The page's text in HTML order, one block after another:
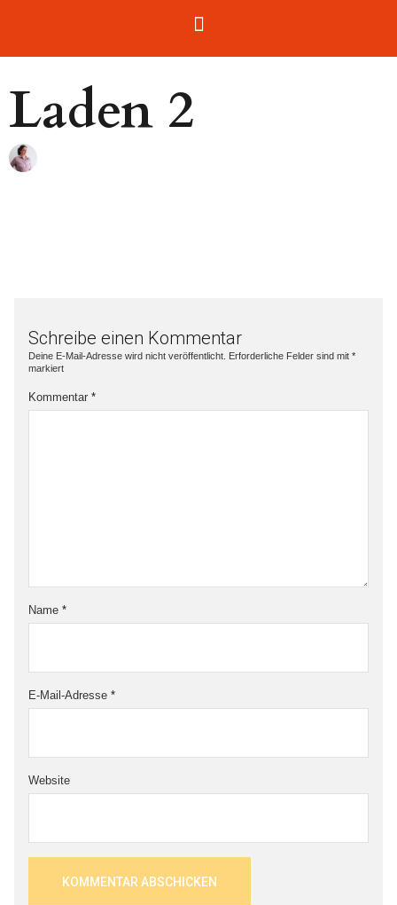
Laden 2
Schreibe einen Kommentar
Deine E-Mail-Adresse wird nicht veröffentlicht. Erforderliche Felder sind mit *
markiert
Kommentar *
Name *
E-Mail-Adresse *
Website